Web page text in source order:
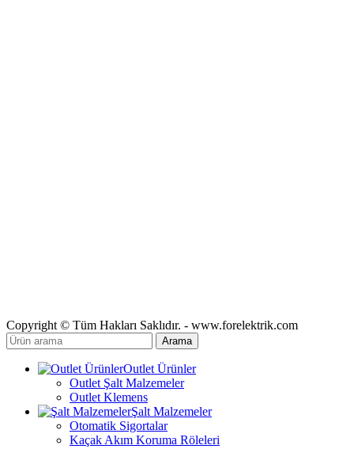
Copyright © Tüm Hakları Saklıdır. - www.forelektrik.com
Arama
Outlet Ürünler
Outlet Şalt Malzemeler
Outlet Klemens
Şalt Malzemeler
Otomatik Sigortalar
Kaçak Akım Koruma Röleleri